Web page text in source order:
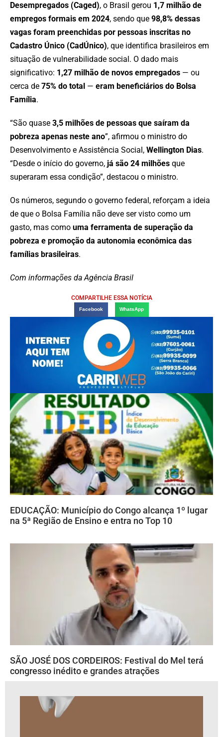
Desempregados (Caged), o Brasil gerou 1,7 milhão de
empregos formais em 2024, sendo que 98,8% dessas
vagas foram preenchidas por pessoas inscritas no
Cadastro Único (CadÚnico), que identifica brasileiros em
situação de vulnerabilidade social. O dado mais
significativo: 1,27 milhão de novos empregados — ou
cerca de 75% do total — eram beneficiários do Bolsa
Família.
“São quase 3,5 milhões de pessoas que saíram da
pobreza apenas neste ano”, afirmou o ministro do
Desenvolvimento e Assistência Social, Wellington Dias.
“Desde o início do governo, já são 24 milhões que
superaram essa condição”, destacou o ministro.
Os números, segundo o governo federal, reforçam a ideia
de que o Bolsa Família não deve ser visto como um
gasto, mas como uma ferramenta de superação da
pobreza e promoção da autonomia econômica das
famílias brasileiras.
Com informações da Agência Brasil
COMPARTILHE ESSA NOTÍCIA
Facebook WhatsApp
EDUCAÇÃO: Município do Congo alcança 1º lugar
na 5ª Região de Ensino e entra no Top 10
SÃO JOSÉ DOS CORDEIROS: Festival do Mel terá
congresso inédito e grandes atrações